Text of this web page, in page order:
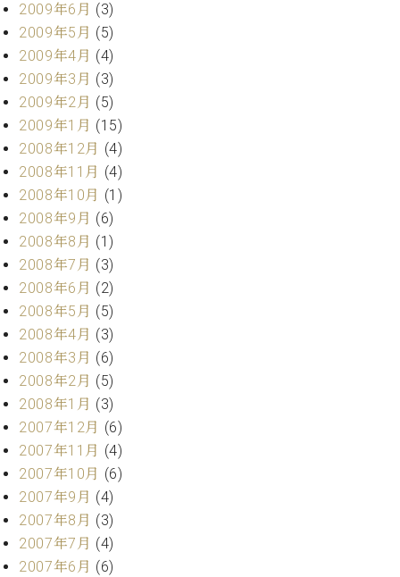
2009年6月 (3)
2009年5月 (5)
2009年4月 (4)
2009年3月 (3)
2009年2月 (5)
2009年1月 (15)
2008年12月 (4)
2008年11月 (4)
2008年10月 (1)
2008年9月 (6)
2008年8月 (1)
2008年7月 (3)
2008年6月 (2)
2008年5月 (5)
2008年4月 (3)
2008年3月 (6)
2008年2月 (5)
2008年1月 (3)
2007年12月 (6)
2007年11月 (4)
2007年10月 (6)
2007年9月 (4)
2007年8月 (3)
2007年7月 (4)
2007年6月 (6)